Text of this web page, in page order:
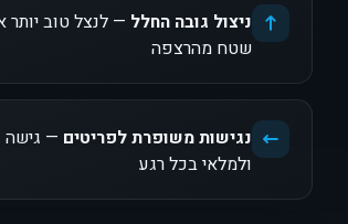
ניצול גובה החלל — לנצל טוב יותר
שטח מהרצפה
נגישות משופרת לפריטים — גישה
ולמלאי בכל רגע